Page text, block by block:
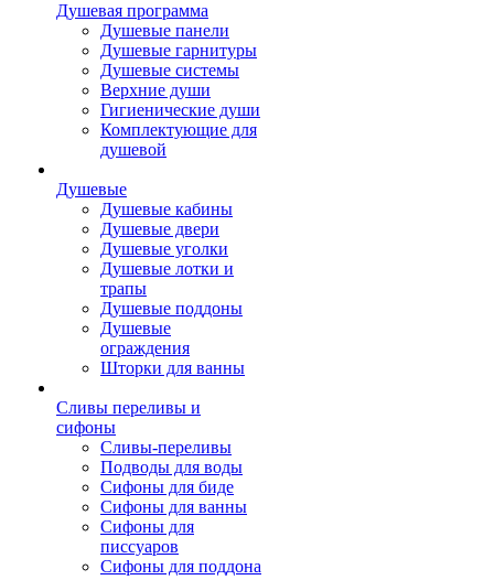
Душевая программа
Душевые панели
Душевые гарнитуры
Душевые системы
Верхние души
Гигиенические души
Комплектующие для
душевой
Душевые
Душевые кабины
Душевые двери
Душевые уголки
Душевые лотки и
трапы
Душевые поддоны
Душевые
ограждения
Шторки для ванны
Сливы переливы и
сифоны
Сливы-переливы
Подводы для воды
Сифоны для биде
Сифоны для ванны
Сифоны для
писсуаров
Сифоны для поддона